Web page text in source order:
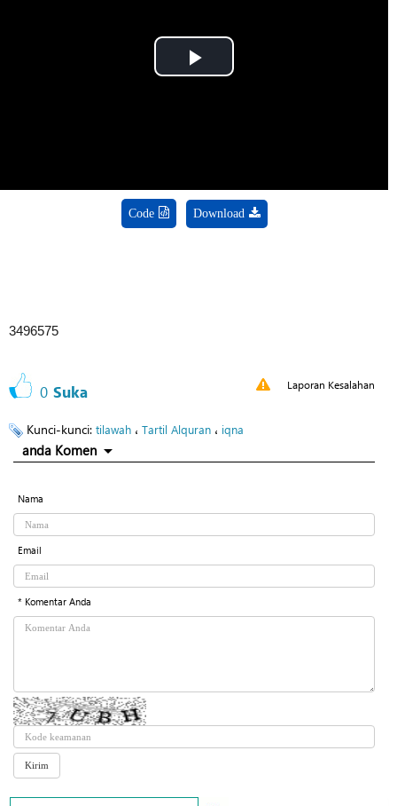
Play
Code Download
3496575
0 Suka Laporan Kesalahan
Kunci-kunci: tilawah ، Tartil Alquran ، iqna
anda Komen
Nama
Email
* Komentar Anda